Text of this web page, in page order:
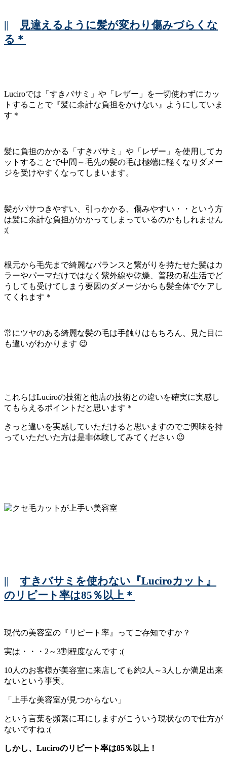
||
見違えるように髪が変わり傷みづらくな
る＊
Luciroでは「すきバサミ」や「レザー」を一切使わずにカッ
トすることで『髪に余計な負担をかけない』ようにしていま
す＊
髪に負担のかかる「すきバサミ」や「レザー」を使用してカ
ットすることで中間～毛先の髪の毛は極端に軽くなりダメー
ジを受けやすくなってしまいます。
髪がパサつきやすい、引っかかる、傷みやすい・・という方
は髪に余計な負担がかかってしまっているのかもしれません
;(
根元から毛先まで綺麗なバランスと繋がりを持たせた髪はカ
ラーやパーマだけではなく紫外線や乾燥、普段の私生活でど
うしても受けてしまう要因のダメージからも髪全体でケアし
てくれます＊
常にツヤのある綺麗な髪の毛は手触りはもちろん、見た目に
も違いがわかります 😉
これらはLuciroの技術と他店の技術との違いを確実に実感し
てもらえるポイントだと思います＊
きっと違いを実感していただけると思いますのでご興味を持
っていただいた方は是非体験してみてください 😉
|| すきバサミを使わない『Luciroカット』
のリピート率は85％以上＊
現代の美容室の『リピート率』ってご存知ですか？
実は・・・2～3割程度なんです ;(
10人のお客様が美容室に来店しても約2人～3人しか満足出来
ないという事実。
「上手な美容室が見つからない」
という言葉を頻繁に耳にしますがこういう現状なので仕方が
ないですね ;(
しかし、Luciroのリピート率は85％以上！